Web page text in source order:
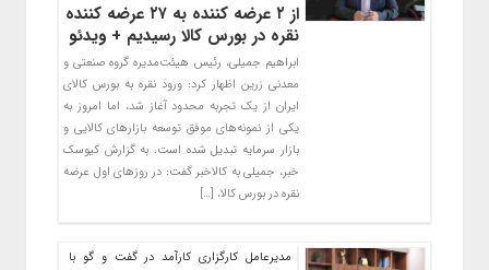
از ۲ عرضه کننده به ۲۷ عرضه کننده
نقره در بورس کالا رسیدیم + ویدئو
ابراهیم جمیلی، رئیس هیئت‌مدیره گروه صنعتی و
معدنی زرین اظهار کرد: ورود نقره به بورس کالای
ایران از یک تجربه محدود آغاز شد، اما امروز به
یکی از نمونه‌های موفق توسعه بازارهای کالایی و
بازار سرمایه تبدیل شده است. به گزارش کیوسک
خبر، جمیلی به کالاخبر گفت: در روزهای اول عرضه
نقره در بورس کالا، […]
مدیرعامل کارگزاری کارآمد در گفت و گو با